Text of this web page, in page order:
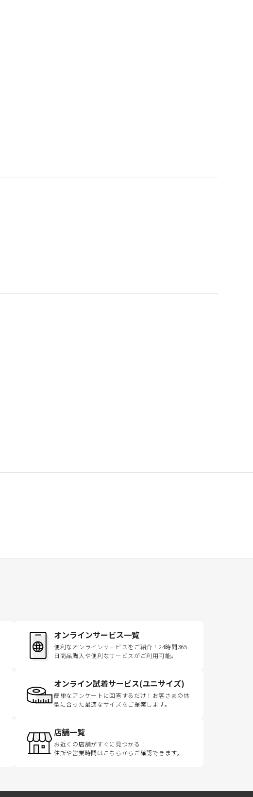
オンラインサービス一覧
便利なオンラインサービスをご紹介！24時間365
日商品購入や便利なサービスがご利用可能。
オンライン試着サービス(ユニサイズ)
簡単なアンケートに回答するだけ！お客さまの体
型に合った最適なサイズをご提案します。
店舗一覧
お近くの店舗がすぐに見つかる！
住所や営業時間はこちらからご確認できます。